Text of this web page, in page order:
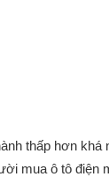
thấp hơn khá
mua ô tô điện